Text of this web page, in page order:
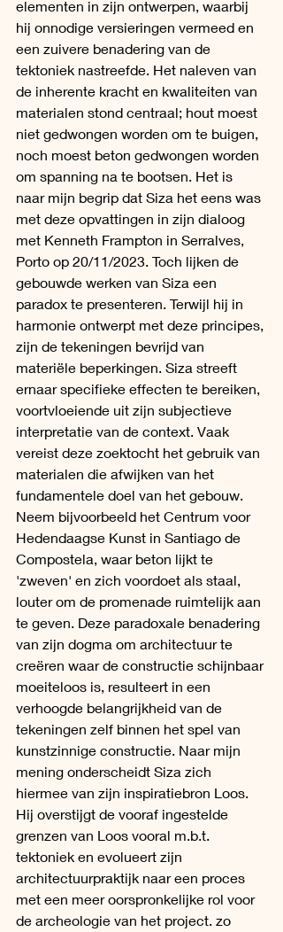
elementen in zijn ontwerpen, waarbij
hij onnodige versieringen vermeed en
een zuivere benadering van de
tektoniek nastreefde. Het naleven van
de inherente kracht en kwaliteiten van
materialen stond centraal; hout moest
niet gedwongen worden om te buigen,
noch moest beton gedwongen worden
om spanning na te bootsen. Het is
naar mijn begrip dat Siza het eens was
met deze opvattingen in zijn dialoog
met Kenneth Frampton in Serralves,
Porto op 20/11/2023. Toch lijken de
gebouwde werken van Siza een
paradox te presenteren. Terwijl hij in
harmonie ontwerpt met deze principes,
zijn de tekeningen bevrijd van
materiële beperkingen. Siza streeft
ernaar specifieke effecten te bereiken,
voortvloeiende uit zijn subjectieve
interpretatie van de context. Vaak
vereist deze zoektocht het gebruik van
materialen die afwijken van het
fundamentele doel van het gebouw.
Neem bijvoorbeeld het Centrum voor
Hedendaagse Kunst in Santiago de
Compostela, waar beton lijkt te
'zweven' en zich voordoet als staal,
louter om de promenade ruimtelijk aan
te geven. Deze paradoxale benadering
van zijn dogma om architectuur te
creëren waar de constructie schijnbaar
moeiteloos is, resulteert in een
verhoogde belangrijkheid van de
tekeningen zelf binnen het spel van
kunstzinnige constructie. Naar mijn
mening onderscheidt Siza zich
hiermee van zijn inspiratiebron Loos.
Hij overstijgt de vooraf ingestelde
grenzen van Loos vooral m.b.t.
tektoniek en evolueert zijn
architectuurpraktijk naar een proces
met een meer oorspronkelijke rol voor
de archeologie van het project. zo